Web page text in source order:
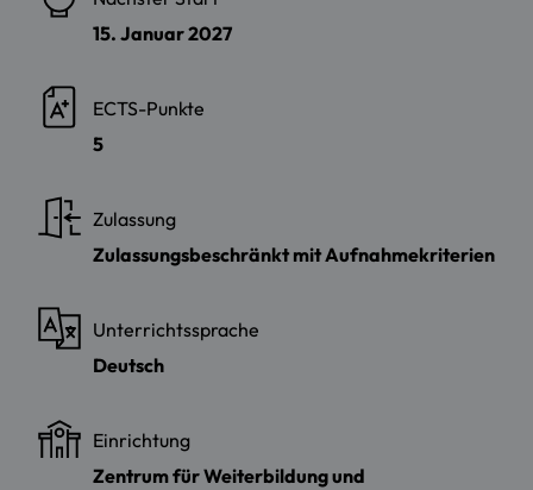
15. Januar 2027
ECTS-Punkte
5
Zulassung
Zulassungsbeschränkt mit Aufnahmekriterien
Unterrichtssprache
Deutsch
Einrichtung
Zentrum für Weiterbildung und